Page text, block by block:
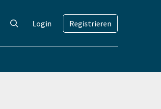
Login Registrieren